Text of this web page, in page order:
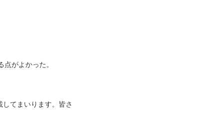
がよかった。
てまいります。皆さ